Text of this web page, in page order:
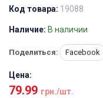
Код товара: 19088
Наличие: В наличии
Поделиться: Facebook
Цена:
79.99 грн./шт.